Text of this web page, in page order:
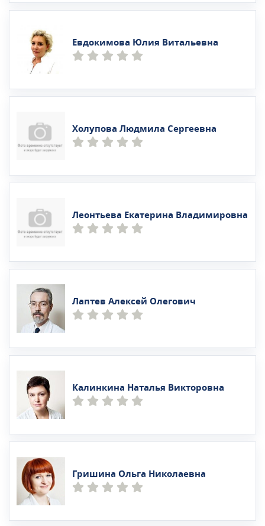
Евдокимова Юлия Витальевна
Холупова Людмила Сергеевна
Леонтьева Екатерина Владимировна
Лаптев Алексей Олегович
Калинкина Наталья Викторовна
Гришина Ольга Николаевна